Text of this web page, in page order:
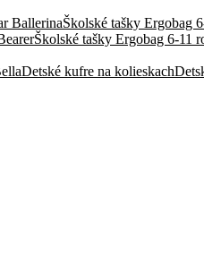
Školské tašky Ergobag
Školské tašky Ergobag 6-11
Detské kufre na kolieskach